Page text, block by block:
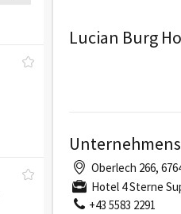
Lucian Burg
Oberlech 266,
Hotel 4 Sterne
+43 5583 2291